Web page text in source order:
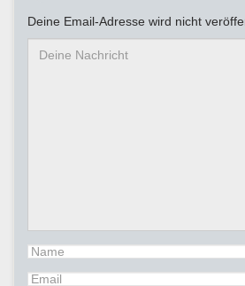
Deine Email-Adresse wird nicht